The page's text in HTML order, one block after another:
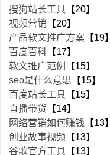
搜狗站长工具 【20】
视频营销 【20】
产品软文推广方案 【19】
百度百科 【17】
软文推广范例
【15】
seo是什么意思 【15】
百度站长工具 【15】
直播带货 【14】
网络营销如何赚钱 【13】
创业故事视频 【13】
谷歌官方工具 【13】